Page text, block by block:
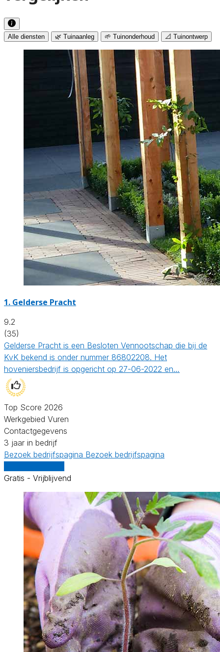
Alle diensten 🌿 Tuinaanleg 🌱 Tuinonderhoud 📐 Tuinontwerp
1. Gelderse Pracht
9.2
(35)
Gelderse Pracht is een Besloten Vennootschap die bij de
KvK bekend is onder nummer 86802208. Het
hoveniersbedrijf is opgericht op 27-06-2022 en…
Top Score 2026
Werkgebied Vuren
Contactgegevens
3 jaar in bedrijf
Bezoek bedrijfspagina Bezoek bedrijfspagina
Gratis - Vrijblijvend